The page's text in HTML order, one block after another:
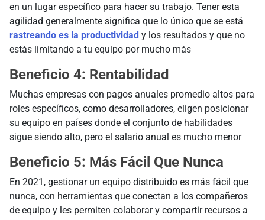
en un lugar específico para hacer su trabajo. Tener esta
agilidad generalmente significa que lo único que se está
rastreando es la productividad y los resultados y que no
estás limitando a tu equipo por mucho más
Beneficio 4: Rentabilidad
Muchas empresas con pagos anuales promedio altos para
roles específicos, como desarrolladores, eligen posicionar
su equipo en países donde el conjunto de habilidades
sigue siendo alto, pero el salario anual es mucho menor
Beneficio 5: Más Fácil Que Nunca
En 2021, gestionar un equipo distribuido es más fácil que
nunca, con herramientas que conectan a los compañeros
de equipo y les permiten colaborar y compartir recursos a